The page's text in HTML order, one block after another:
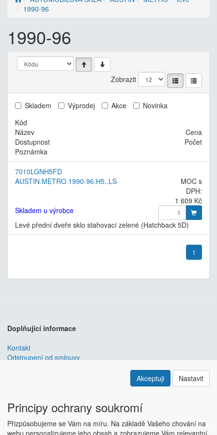
1990-96
1990-96
Zobrazit
Skladem Výprodej Akce
Novinka
Kód
Název
Cena
Dostupnost
Počet
Poznámka
7010LGNH5FD
AUSTIN.METRO.1990-96.H5..LS
MOC s
DPH:
1 609 Kč
Skladem u výrobce
Levé přední dveře sklo stahovací zelené (Hatchback 5D)
1
Doplňující informace
Kontakt
Odstoupení od smlouvy
je nejlepším řešením e-commerce pro informační
ESHOP dodáváme předpřipravený s uživatelsky příjemnou
responzivní šablonou, která se dá upravit a optimalizovat na míru.
Akceptuji Nastavit
Principy ochrany soukromí
Přizpůsobujeme se Vám na míru. Na základě Vašeho chování na
webu personalizujeme jeho obsah a zobrazujeme Vám relevantní